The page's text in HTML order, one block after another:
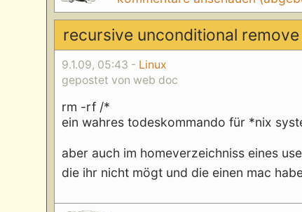
recursive unconditional remove
9.1.09, 05:43 - Linux
gepostet von web doc
rm -rf /*
ein wahres todeskommando für *nix
aber auch im homeverzeichniss eines
die ihr nicht mögt und die einen mac